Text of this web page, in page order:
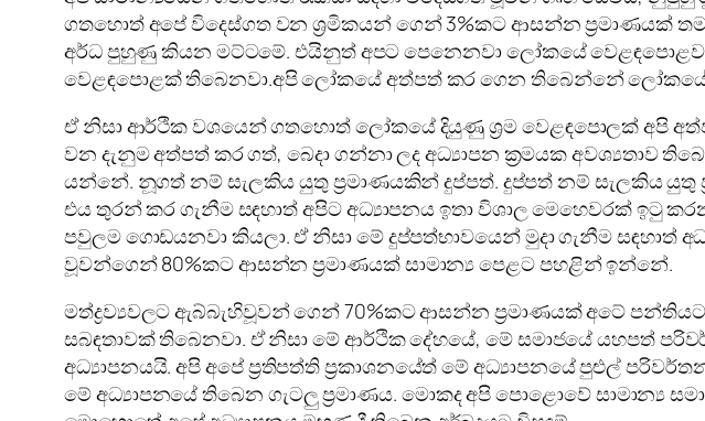
ගතහොත් අපේ විදෙස්ගත වන ශ්‍රමිකයන් ගෙන් 3%කට ආසන්න ප්‍රමාණයක්
අර්ධ පුහුණු කියන මට්ටමේ. එයිනුත් අපට පෙනෙනවා ලෝකයේ
වෙළඳපොළක් තිබෙනවා.අපි ලෝකයේ අත්පත් කර ගෙන තිබෙන්නේ ලෝකයේ
ඒ නිසා ආර්ථික වශයෙන් ගතහොත් ලෝකයේ දියුණු ශ්‍රම වෙළඳපොලක් අපි
වන දැනුම අත්පත් කර ගත්, බෙදා ගන්නා ලද අධ්‍යාපන ක්‍රමයක අවශ්‍යතාව
යන්නේ. නූගත් නම් සැලකිය යුතු ප්‍රමාණයකින් දුප්පත්. දුප්පත් නම් සැලකිය
එය තුරන් කර ගැනීම සඳහාත් අපිට අධ්‍යාපනය ඉතා විශාල මෙහෙවරක්
පවුලම ගොඩයනවා කියලා. ඒ නිසා මේ දුප්පත්භාවයෙන් මුදා ගැනීම සඳහාත්
වූවන්ගෙන් 80%කට ආසන්න ප්‍රමාණයක් සාමාන්‍ය පෙළට පහළින් ඉන්නේ.
මත්ද්‍රව්‍යවලට ඇබ්බැහිවූවන් ගෙන් 70%කට ආසන්න ප්‍රමාණයක් අටේ
සබඳතාවක් තිබෙනවා. ඒ නිසා මේ ආර්ථික දේහයේ, මේ සමාජයේ යහපත්
අධ්‍යාපනයයි. අපි අපේ ප්‍රතිපත්ති ප්‍රකාශනයේත් මේ අධ්‍යාපනයේ පුළුල්
මේ අධ්‍යාපනයේ තිබෙන ගැටලු ප්‍රමාණය. මොකද අපි පොළොවේ සාමාන්‍ය